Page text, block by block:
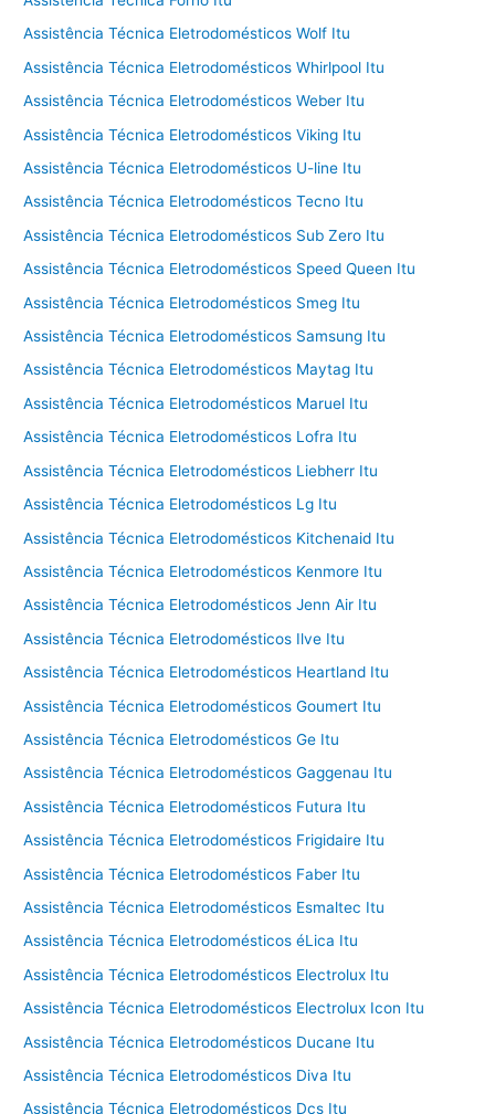
Assistência Técnica Eletrodomésticos Wolf Itu
Assistência Técnica Eletrodomésticos Whirlpool Itu
Assistência Técnica Eletrodomésticos Weber Itu
Assistência Técnica Eletrodomésticos Viking Itu
Assistência Técnica Eletrodomésticos U-line Itu
Assistência Técnica Eletrodomésticos Tecno Itu
Assistência Técnica Eletrodomésticos Sub Zero Itu
Assistência Técnica Eletrodomésticos Speed Queen Itu
Assistência Técnica Eletrodomésticos Smeg Itu
Assistência Técnica Eletrodomésticos Samsung Itu
Assistência Técnica Eletrodomésticos Maytag Itu
Assistência Técnica Eletrodomésticos Maruel Itu
Assistência Técnica Eletrodomésticos Lofra Itu
Assistência Técnica Eletrodomésticos Liebherr Itu
Assistência Técnica Eletrodomésticos Lg Itu
Assistência Técnica Eletrodomésticos Kitchenaid Itu
Assistência Técnica Eletrodomésticos Kenmore Itu
Assistência Técnica Eletrodomésticos Jenn Air Itu
Assistência Técnica Eletrodomésticos Ilve Itu
Assistência Técnica Eletrodomésticos Heartland Itu
Assistência Técnica Eletrodomésticos Goumert Itu
Assistência Técnica Eletrodomésticos Ge Itu
Assistência Técnica Eletrodomésticos Gaggenau Itu
Assistência Técnica Eletrodomésticos Futura Itu
Assistência Técnica Eletrodomésticos Frigidaire Itu
Assistência Técnica Eletrodomésticos Faber Itu
Assistência Técnica Eletrodomésticos Esmaltec Itu
Assistência Técnica Eletrodomésticos éLica Itu
Assistência Técnica Eletrodomésticos Electrolux Itu
Assistência Técnica Eletrodomésticos Electrolux Icon Itu
Assistência Técnica Eletrodomésticos Ducane Itu
Assistência Técnica Eletrodomésticos Diva Itu
Assistência Técnica Eletrodomésticos Dcs Itu